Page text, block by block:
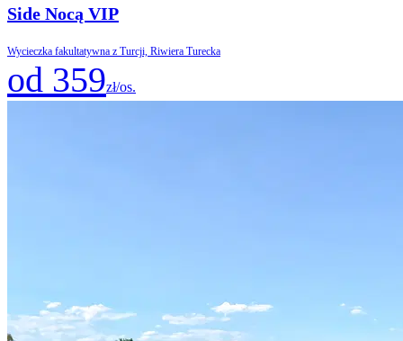
Side Nocą VIP
Wycieczka fakultatywna z Turcji, Riwiera Turecka
od 359zł/os.